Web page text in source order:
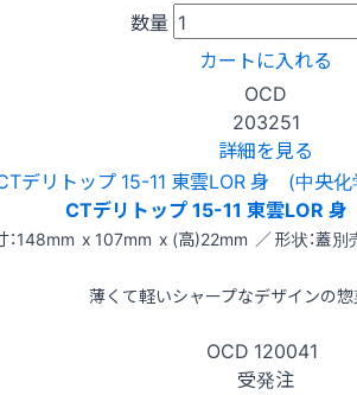
数量
カートに入れる
OCD
203251
詳細を見る
CTデリトップ 15-11 東雲LOR
：148mm x 107mm x (高)22mm ／ 形状：蓋別
薄くて軽いシャープなデザインの
OCD 120041
受発注